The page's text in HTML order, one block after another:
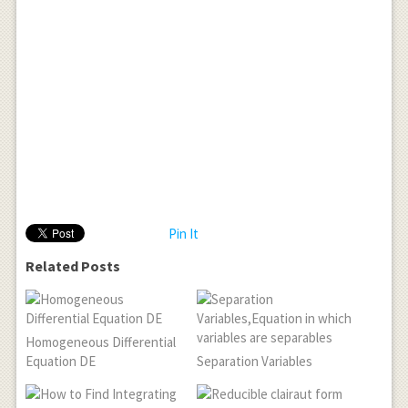
dx } \\
{ 1 }{ 2
} \sin {
2x }
.\frac {
\cos {
Pin It
Related Posts
Homogeneous Differential
Equation DE
Separation Variables